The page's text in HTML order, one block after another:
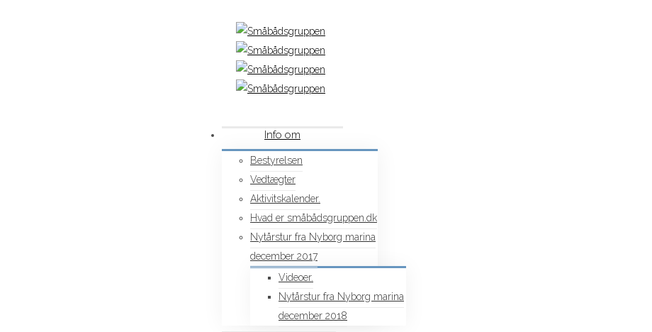
Info om
Bestyrelsen
Vedtægter
Aktivitskalender.
Hvad er småbådsgruppen.dk
Nytårstur fra Nyborg marina
december 2017
Videoer.
Nytårstur fra Nyborg marina
december 2018